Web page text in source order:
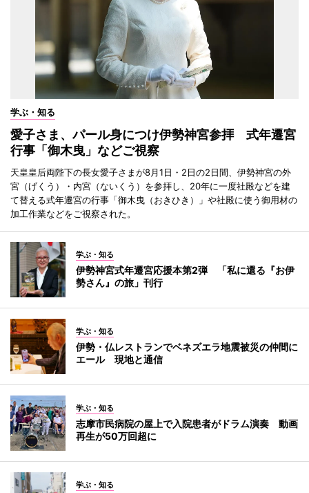
学ぶ・知る
愛子さま、パール身につけ伊勢神宮参拝 式年遷宮
行事「御木曳」などご視察
天皇皇后両陛下の長女愛子さまが8月1日・2日の2日間、伊勢神宮の外
宮（げくう）・内宮（ないくう）を参拝し、20年に一度社殿などを建
て替える式年遷宮の行事「御木曳（おきひき）」や社殿に使う御用材の
加工作業などをご視察された。
学ぶ・知る
伊勢神宮式年遷宮応援本第2弾 「私に還る『お伊
勢さん』の旅」刊行
学ぶ・知る
伊勢・仏レストランでベネズエラ地震被災の仲間に
エール 現地と通信
学ぶ・知る
志摩市民病院の屋上で入院患者がドラム演奏 動画
再生が50万回超に
学ぶ・知る